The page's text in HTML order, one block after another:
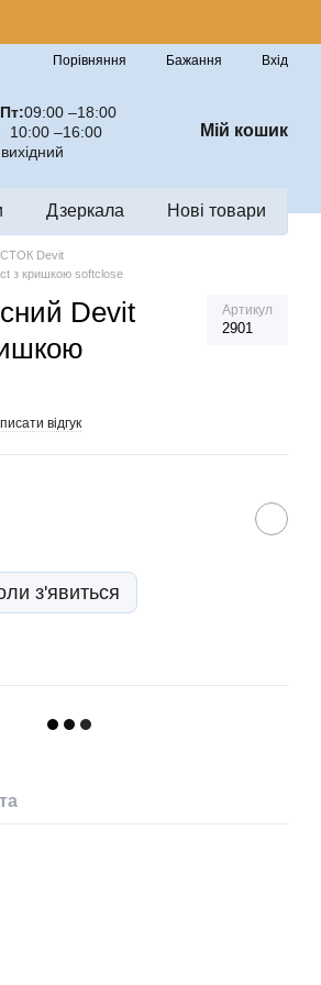
Порівняння Бажання Вхід
09:00 –18:00
10:00 –16:00
вихідний
Мій кошик
Дзеркала Нові товари
СТОК Devit
з кришкою softclose
Devit
Артикул
2901
відгук
з'явиться